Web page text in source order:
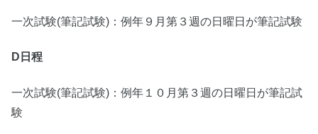
一次試験(筆記試験)：例年９月第３週の日曜日が筆記試験
D日程
一次試験(筆記試験)：例年１０月第３週の日曜日が筆記試
験